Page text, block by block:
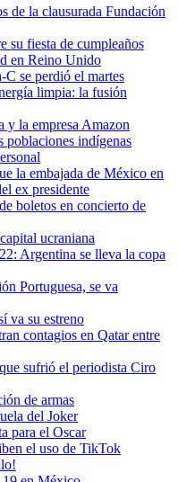
de la clausurada Fundación
su fiesta de cumpleaños
en Reino Unido
se perdió el martes
limpia: la fusión
y la empresa Amazon
poblaciones indígenas
la embajada de México en
ex presidente
boletos en concierto de
ucraniana
Argentina se lleva la copa
Portuguesa, se va
va su estreno
contagios en Qatar entre
sufrió el periodista Ciro
de armas
del Joker
para el Oscar
el uso de TikTok